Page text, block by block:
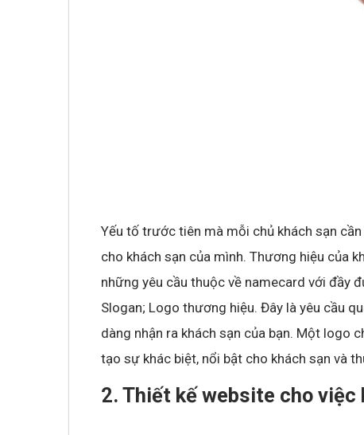
Yếu tố trước tiên mà mỗi chủ khách sạn
cho khách sạn của mình. Thương hiệu của
những yêu cầu thuộc về namecard với đầy
Slogan; Logo thương hiệu. Đây là yêu cầu
dàng nhận ra khách sạn của bạn. Một logo
tạo sự khác biệt, nổi bật cho khách sạn và
2. Thiết kế website cho việc